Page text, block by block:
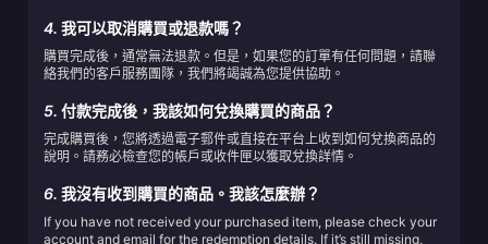
4. 我可以取消購買或退款嗎？
購買完成後，通常無法退款。但是，如果您的訂單有任何問題，請聯
絡我們的客戶服務團隊，我們將竭誠為您提供協助。
5. 付款完成後，我該如何兌換購買的商品？
完成購買後，您將透過電子郵件或直接在平台上收到如何兌換商品的
說明。請務必檢查您的帳戶或收件匣以獲取兌換詳情。
6. 我沒有收到購買的商品。我該怎麼辦？
If you have not received your purchased item, please check your
account and email for the redemption details. If it’s still missing,